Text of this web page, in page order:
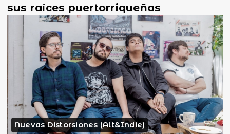
sus raíces puertorriqueñas
Nuevas Distorsiones (Alt&Indie)